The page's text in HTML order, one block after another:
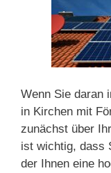
Wenn Sie daran
in Kirchen mit
zunächst über
ist wichtig, dass
der Ihnen eine